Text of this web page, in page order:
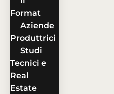
Format
Aziende
Produttrici
Studi
Tecnici e
Real
Estate